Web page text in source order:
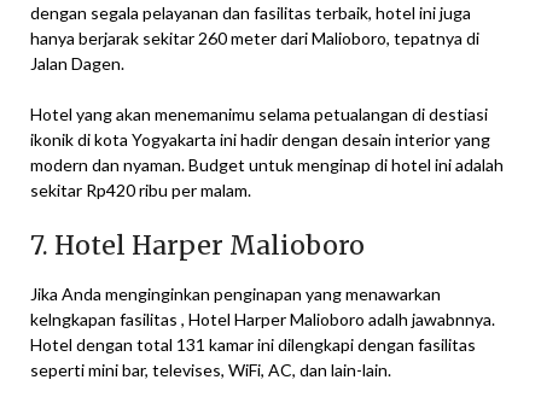
dengan segala pelayanan dan fasilitas terbaik, hotel ini juga
hanya berjarak sekitar 260 meter dari Malioboro, tepatnya di
Jalan Dagen.
Hotel yang akan menemanimu selama petualangan di destiasi
ikonik di kota Yogyakarta ini hadir dengan desain interior yang
modern dan nyaman. Budget untuk menginap di hotel ini adalah
sekitar Rp420 ribu per malam.
7. Hotel Harper Malioboro
Jika Anda menginginkan penginapan yang menawarkan
kelngkapan fasilitas , Hotel Harper Malioboro adalh jawabnnya.
Hotel dengan total 131 kamar ini dilengkapi dengan fasilitas
seperti mini bar, televises, WiFi, AC, dan lain-lain.